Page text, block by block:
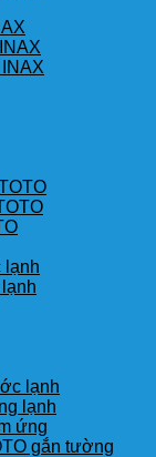
lạnh
lạnh
lạnh
ứng
gắn tường